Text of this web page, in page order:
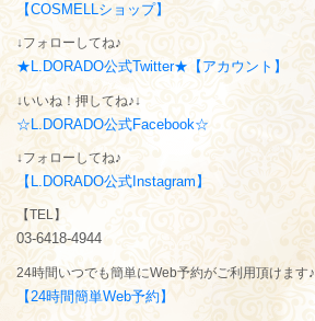
【COSMELLショップ】
↓フォローしてね♪
★L.DORADO公式Twitter★【アカウント】
↓いいね！押してね♪↓
☆L.DORADO公式Facebook☆
↓フォローしてね♪
【L.DORADO公式Instagram】
【TEL】
03-6418-4944
24時間いつでも簡単にWeb予約がご利用頂けます♪
【24時間簡単Web予約】